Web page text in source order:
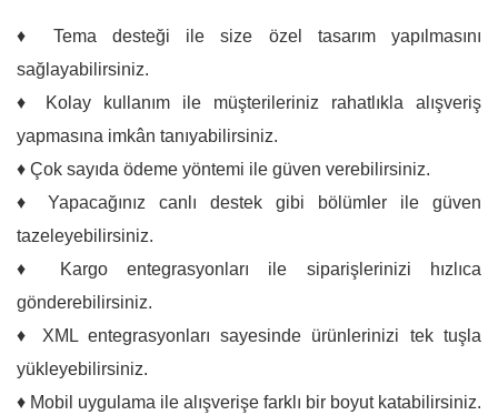
♦ Tema desteği ile size özel tasarım yapılmasını
sağlayabilirsiniz.
♦ Kolay kullanım ile müşterileriniz rahatlıkla alışveriş
yapmasına imkân tanıyabilirsiniz.
♦ Çok sayıda ödeme yöntemi ile güven verebilirsiniz.
♦ Yapacağınız canlı destek gibi bölümler ile güven
tazeleyebilirsiniz.
♦ Kargo entegrasyonları ile siparişlerinizi hızlıca
gönderebilirsiniz.
♦ XML entegrasyonları sayesinde ürünlerinizi tek tuşla
yükleyebilirsiniz.
♦ Mobil uygulama ile alışverişe farklı bir boyut katabilirsiniz.